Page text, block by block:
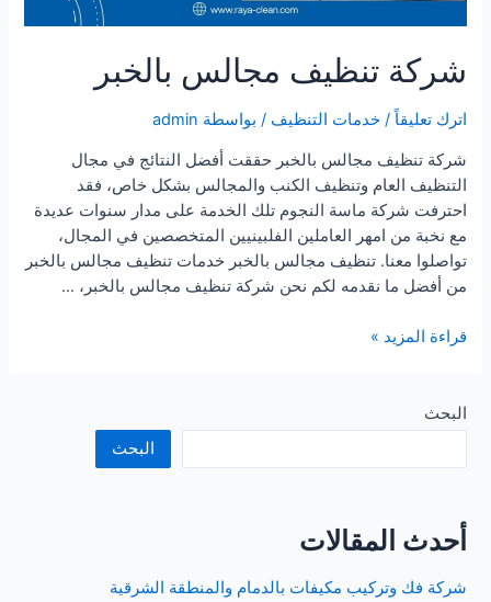
شركة تنظيف مجالس بالخبر
اترك تعليقاً /خدمات التنظيف / بواسطة admin
شركة تنظيف مجالس بالخبر حققت أفضل النتائج في مجال
التنظيف العام وتنظيف الكنب والمجالس بشكل خاص، فقد
احترفت شركة ماسة النجوم تلك الخدمة على مدار سنوات عديدة
مع نخبة من امهر العاملين الفلبينيين المتخصصين في المجال،
تواصلوا معنا. تنظيف مجالس بالخبر خدمات تنظيف مجالس بالخبر
من أفضل ما نقدمه لكم نحن شركة تنظيف مجالس بالخبر، …
شركة
بالخبر
قراءة المزيد »
البحث
البحث
أحدث المقالات
شركة فك وتركيب مكيفات بالدمام والمنطقة الشرقية